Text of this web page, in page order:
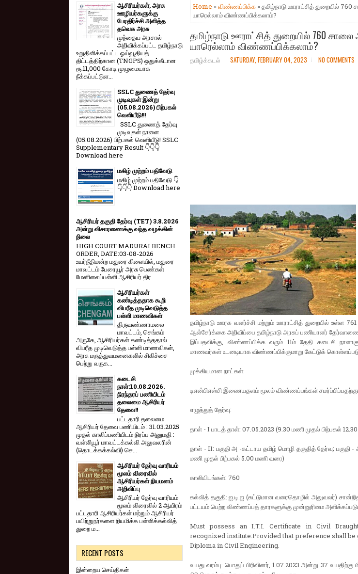
Home »விண்ணப்பிக்க » தமிழ்நாடு ஊராட்சித் துறையில்
யாரெல்லாம் விண்ணப்பிக்கலாம்?
தமிழ்நாடு ஊராட்சித் துறையில் 760
யாரெல்லாம் விண்ணப்பிக்கலாம்?
தமிழ்க்கடல் SATURDAY, FEBRUARY 04, 2023 NO COMMENTS
தமிழ்நாடு ஊரக வளர்ச்சி மற்றும் ஊராட்சித் துறையில் உள்ள
ஆள்சேர்க்கை அறிவிப்பை தமிழ்நாடு அரசுப் பணியாளர்
இப்பதவிக்கு, விண்ணப்பிக்க வரும் 11ம் தேதி கடைசி
மாணவர்கள் உடனடியாக விண்ணப்பிக்குமாறு கேட்டுக்
முக்கியமான நாட்கள்:
டிஎன்பிஎஸ்சி இணையதளம் மூலம் விண்ணப்பங்கள்
எழுத்துத் தேர்வு:
தாள் - I பாடத் தாள்: 07.05.2023 (9.30 மணி முதல் பிற்பகல்
தாள் - II: பகுதி அ -கட்டாய தமிழ் மொழி தகுதித் தேர்வு;
மணி முதல் பிற்பகல் 5.00 மணி வரை)
காலியிடங்கள்: 760
கல்வித் தகுதி: ஐ.டி.ஐ (கட்டுமான வரைதொழில் அலுவலர்)
பட்டயம் பெற்ற விண்ணப்பத் தாரகளுக்கு முன்னுரிமை
Must possess an I.T.I. Certificate in Civil
recognized institute:Provided that preference shall be
Diploma in Civil Engineering.
வயது வரம்பு: பொதுப் பிரிவினர், 1.07.2023 அன்று 37
ஆசிரியர்கள், அரசு
ஊழியர்களுக்கு
பேரதிர்ச்சி அளித்த
தவெக அரசு
முந்தைய அரசால்
அறிவிக்கப்பட்ட தமிழ்நாடு
உறுதிளிக்கப்பட்ட ஓய்வூதியத்
திட்டத்திற்கான (TNGPS) ஒதுக்கீடான
ரூ.11,000 கோடி முழுமையாக
நீக்கப்பட்டுள...
SSLC துணைத் தேர்வு
முடிவுகள் இன்று
(05.08.2026) பிற்பகல்
வெளியீடு!!!
SSLC துணைத் தேர்வு
முடிவுகள் நாளை
(05.08.2026) பிற்பகல் வெளியீடு! SSLC
Supplementary Result 👇👇👇
Download here
மகிழ் முற்றம் பதிவேடு
மகிழ் முற்றம் பதிவேடு 👇
👇👇👇 Download here
ஆசிரியர் தகுதி தேர்வு (TET) 3.8.2026
அன்று விசாரணைக்கு வந்த வழக்கின்
நிலை
HIGH COURT MADURAI BENCH
ORDER, DATE:03-08-2026
உயர்நீதிமன்ற மதுரை கிளையில், மதுரை
மாவட்டம் பேரையூர் அரசு பெண்கள்
மேனிலைப்பள்ளி ஆசிரியர் திர...
ஆசிரியர்கள்
கண்டித்ததாக கூறி
விபரீத முடிவெடுத்த
பள்ளி மாணவிகள்
திருவண்ணாமலை
மாவட்டம், செங்கம்
அருகே, ஆசிரியர்கள் கண்டித்ததால்
விபரீத முடிவெடுத்த பள்ளி மாணவிகள்,
அரசு மருத்துவமனைகளில் சிகிச்சை
பெற்று வருக...
கடைசி
நாள்:10.08.2026.
நிரந்தரப் பணியிடம்
தலைமை ஆசிரியர்
தேவை!!
பட்டதாரி தலைமை
ஆசிரியர் தேவை பணியிடம் : 31.03.2025
முதல் காலிப்பணியிடம் நிரப்ப அனுமதி :
வள்ளியூர் மாவட்டக்கல்வி அலுவலரின்
(தொடக்கக்கல்வி) செ...
ஆசிரியர் தேர்வு வாரியம்
மூலம் விரைவில்
ஆசிரியர்கள் நியமனம்
அறிவிப்பு
ஆசிரியர் தேர்வு வாரி​யம்
மூலம் விரை​வில் 2 ஆயிரம்
பட்​ட​தாரி ஆசிரியர்​கள் மற்​றும் ஆசிரியர்
பயிற்றுநர்​களை நியமிக்க பள்​ளிக்​கல்​வித்​
துறை ம...
RECENT POSTS
இன்றைய செய்திகள்